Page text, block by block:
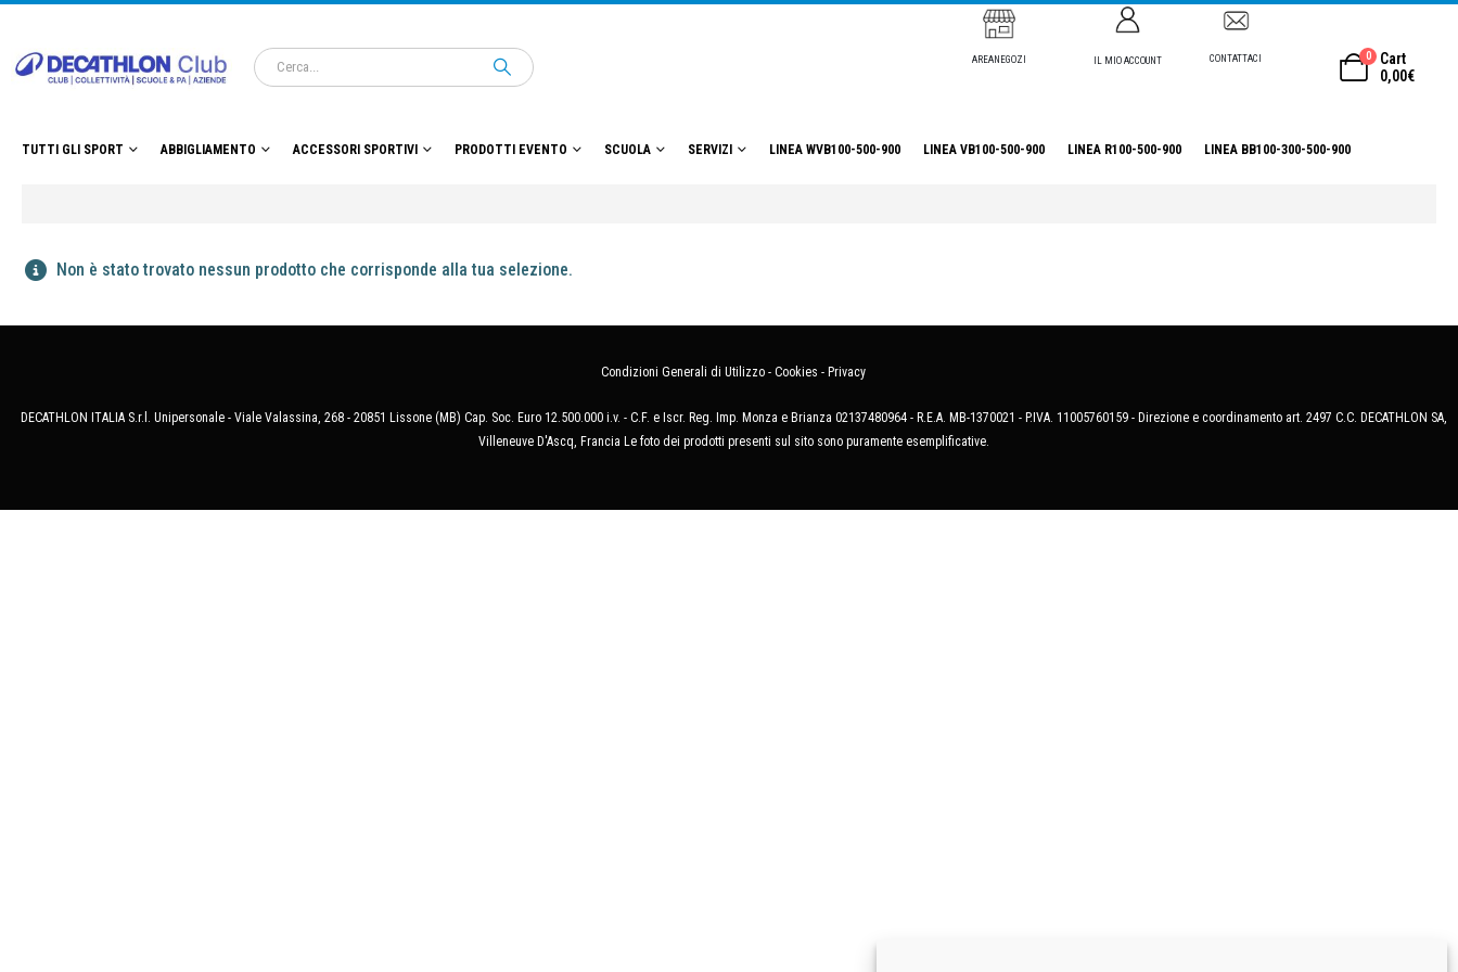
AREANEGOZI IL MIO ACCOUNT CONTATTACI 0
Cart
0,00€
TUTTI GLI SPORT ABBIGLIAMENTO ACCESSORI SPORTIVI PRODOTTI EVENTO SCUOLA SERVIZI LINEA WVB100-500-900 LINEA VB100-500-900 LINEA R100-500-900 LINEA BB100-300-500-900
Non è stato trovato nessun prodotto che corrisponde alla tua selezione.
Condizioni Generali di Utilizzo - Cookies - Privacy
DECATHLON ITALIA S.r.l. Unipersonale - Viale Valassina, 268 - 20851 Lissone (MB) Cap. Soc. Euro 12.500.000 i.v. - C.F. e Iscr. Reg. Imp. Monza e Brianza 02137480964 - R.E.A. MB-1370021 - P.IVA. 11005760159 - Direzione e coordinamento art. 2497 C.C. DECATHLON SA,
Villeneuve D'Ascq, Francia Le foto dei prodotti presenti sul sito sono puramente esemplificative.